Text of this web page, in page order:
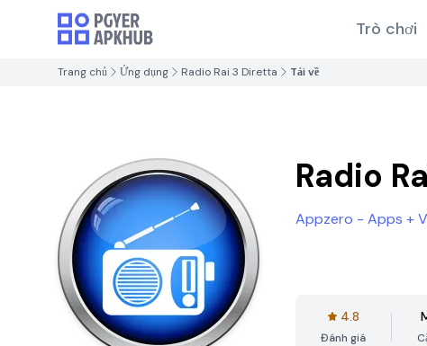
Trò chơi
Trang chủ Ứng dụng Radio Rai 3 Diretta Tải về
Radio
Appzero - Apps +
4.8
Đánh giá